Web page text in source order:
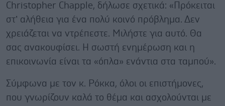
Christopher Chapple, δήλωσε σχετικά: «Πρόκειται
στ’ αλήθεια για ένα πολύ κοινό πρόβλημα. Δεν
χρειάζεται να ντρέπεστε. Μιλήστε για αυτό. Θα
σας ανακουφίσει. Η σωστή ενημέρωση και η
επικοινωνία είναι τα «όπλα» ενάντια στα ταμπού».
Σύμφωνα με τον κ. Ρόκκα, όλοι οι επιστήμονες,
που γνωρίζουν καλά το θέμα και ασχολούνται με